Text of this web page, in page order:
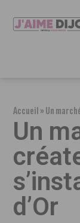
Accueil»Un
Un
d’Or